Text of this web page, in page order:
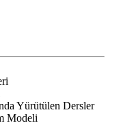
Yürütülen Dersler
Modeli